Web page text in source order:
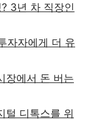
3년 차 직장인
자자에게 더 유
장에서 돈 버는
털 디톡스를 위